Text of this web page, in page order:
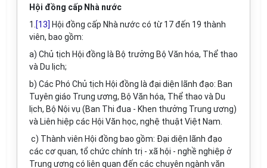
Hội đồng cấp Nhà nước
1. [13] Hội đồng cấp Nhà nước có từ 17 đến 19 thành
viên, bao gồm:
a) Chủ tịch Hội đồng là Bộ trưởng Bộ Văn hóa, Thể thao
và Du lịch;
b) Các Phó Chủ tịch Hội đồng là đại diện lãnh đạo: Ban
Tuyên giáo Trung ương, Bộ Văn hóa, Thể thao và Du
lịch, Bộ Nội vụ (Ban Thi đua - Khen thưởng Trung ương)
và Liên hiệp các Hội Văn học, nghệ thuật Việt Nam.
c) Thành viên Hội đồng bao gồm: Đại diện lãnh đạo
các cơ quan, tổ chức chính trị - xã hội - nghề nghiệp ở
Trung ương có liên quan đến các chuyên ngành văn